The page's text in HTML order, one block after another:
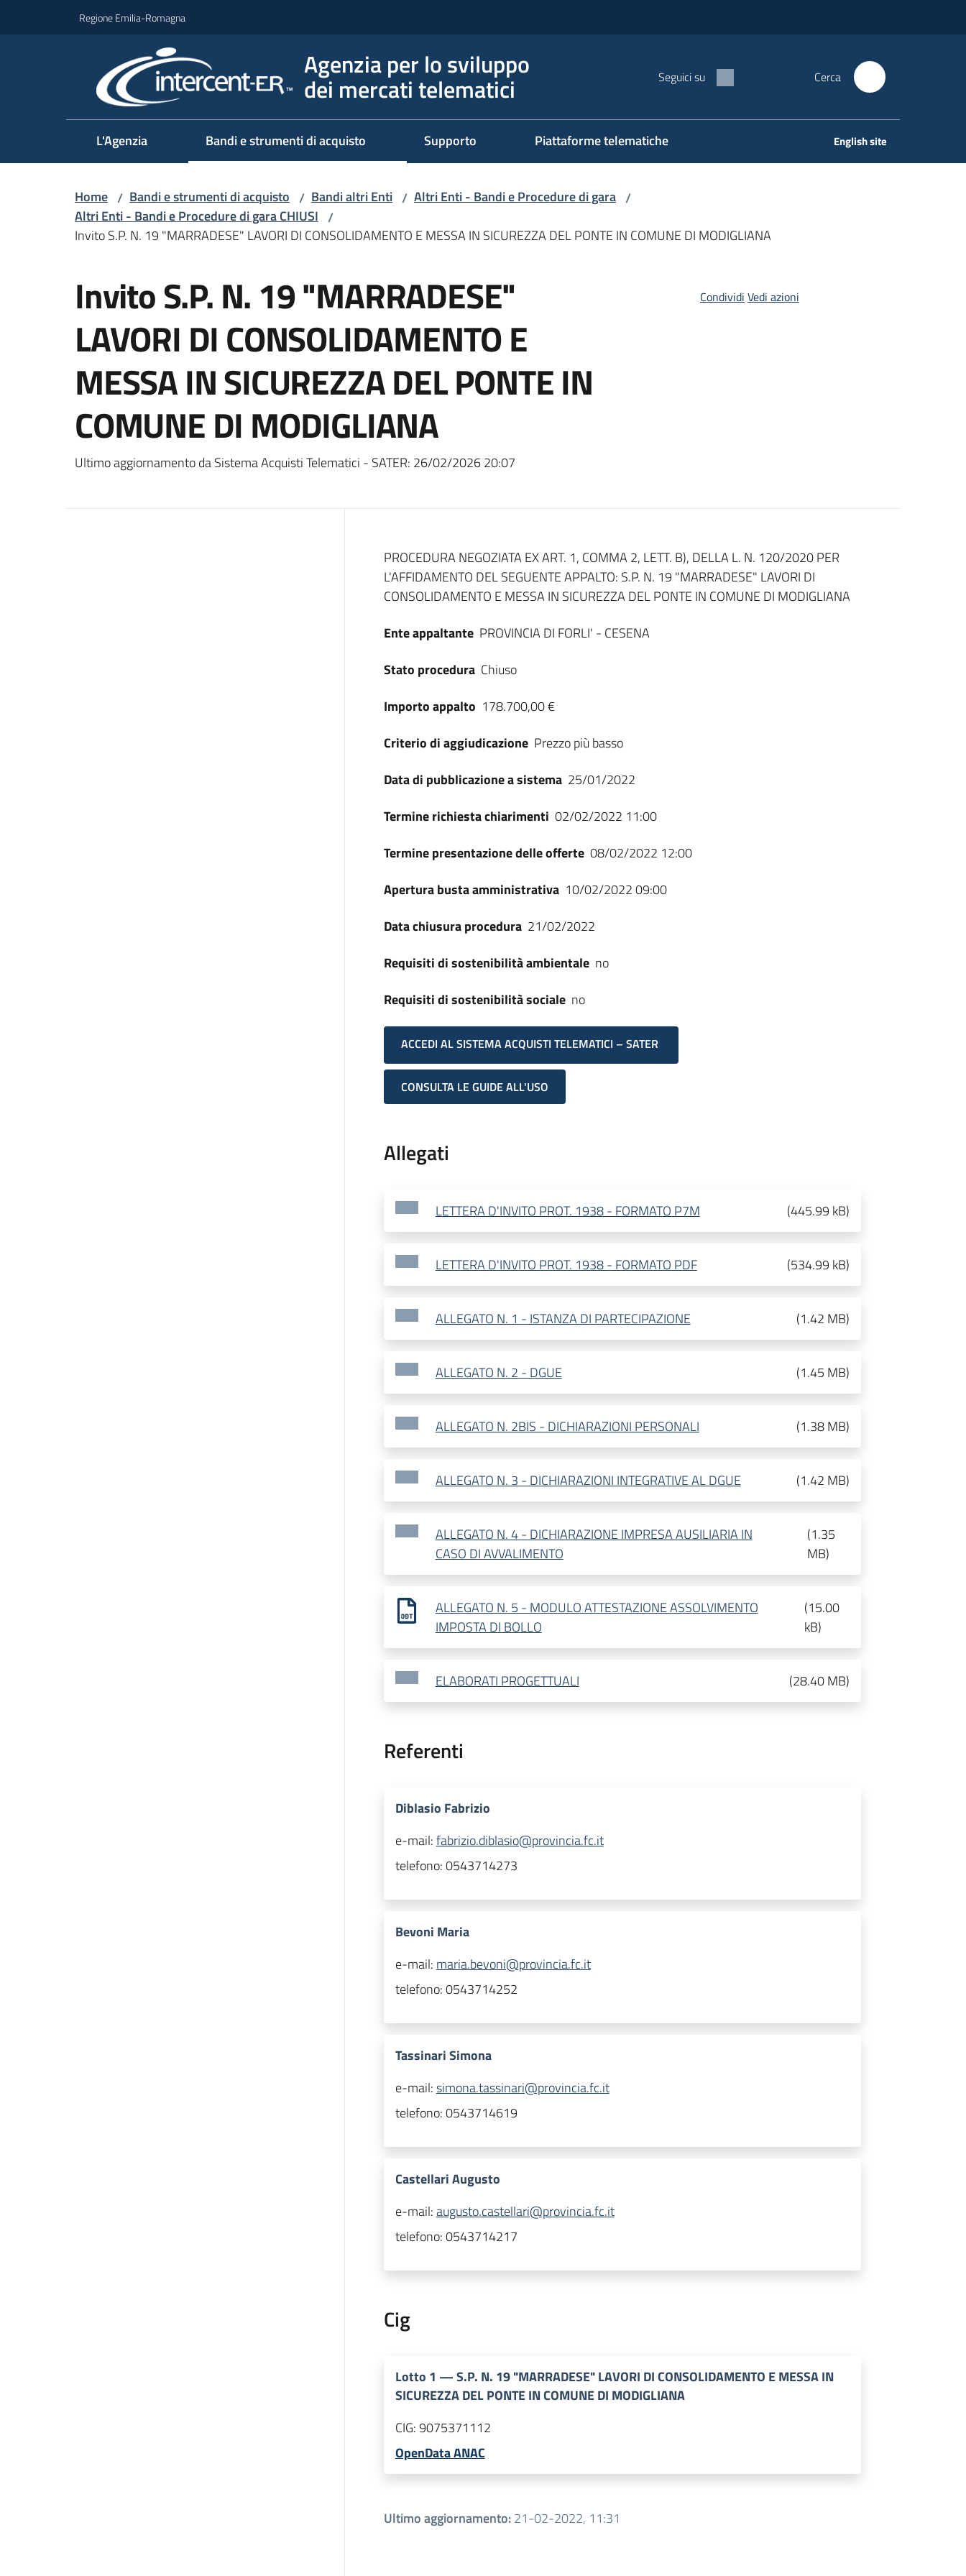
Regione Emilia-Romagna
Agenzia per lo sviluppo
dei mercati telematici Seguici su Cerca
L'Agenzia Bandi e strumenti di acquisto Supporto Piattaforme telematiche English site
Home / Bandi e strumenti di acquisto / Bandi altri Enti / Altri Enti - Bandi e Procedure di gara /
Altri Enti - Bandi e Procedure di gara CHIUSI /
Invito S.P. N. 19 "MARRADESE" LAVORI DI CONSOLIDAMENTO E MESSA IN SICUREZZA DEL PONTE IN COMUNE DI MODIGLIANA
Invito S.P. N. 19 "MARRADESE"
LAVORI DI CONSOLIDAMENTO E
MESSA IN SICUREZZA DEL PONTE IN
COMUNE DI MODIGLIANA
Ultimo aggiornamento da Sistema Acquisti Telematici - SATER: 26/02/2026 20:07
Condividi Vedi azioni
Dati del bando
PROCEDURA NEGOZIATA EX ART. 1, COMMA 2, LETT. B), DELLA L. N. 120/2020 PER
L'AFFIDAMENTO DEL SEGUENTE APPALTO: S.P. N. 19 "MARRADESE" LAVORI DI
CONSOLIDAMENTO E MESSA IN SICUREZZA DEL PONTE IN COMUNE DI MODIGLIANA
Ente appaltante PROVINCIA DI FORLI' - CESENA
Stato procedura Chiuso
Importo appalto 178.700,00 €
Criterio di aggiudicazione Prezzo più basso
Data di pubblicazione a sistema 25/01/2022
Termine richiesta chiarimenti 02/02/2022 11:00
Termine presentazione delle offerte 08/02/2022 12:00
Apertura busta amministrativa 10/02/2022 09:00
Data chiusura procedura 21/02/2022
Requisiti di sostenibilità ambientale no
Requisiti di sostenibilità sociale no
ACCEDI AL SISTEMA ACQUISTI TELEMATICI – SATER
CONSULTA LE GUIDE ALL'USO
Allegati
LETTERA D'INVITO PROT. 1938 - FORMATO P7M (445.99 kB)
LETTERA D'INVITO PROT. 1938 - FORMATO PDF (534.99 kB)
ALLEGATO N. 1 - ISTANZA DI PARTECIPAZIONE (1.42 MB)
ALLEGATO N. 2 - DGUE (1.45 MB)
ALLEGATO N. 2BIS - DICHIARAZIONI PERSONALI (1.38 MB)
ALLEGATO N. 3 - DICHIARAZIONI INTEGRATIVE AL DGUE (1.42 MB)
ALLEGATO N. 4 - DICHIARAZIONE IMPRESA AUSILIARIA IN
CASO DI AVVALIMENTO
(1.35
MB)
ALLEGATO N. 5 - MODULO ATTESTAZIONE ASSOLVIMENTO
IMPOSTA DI BOLLO
(15.00
kB)
ELABORATI PROGETTUALI (28.40 MB)
Referenti
Diblasio Fabrizio
e-mail:fabrizio.diblasio@provincia.fc.it
telefono:0543714273
Bevoni Maria
e-mail: maria.bevoni@provincia.fc.it
telefono:0543714252
Tassinari Simona
e-mail:simona.tassinari@provincia.fc.it
telefono:0543714619
Castellari Augusto
e-mail:augusto.castellari@provincia.fc.it
telefono:0543714217
Cig
Lotto 1 —S.P. N. 19 "MARRADESE" LAVORI DI CONSOLIDAMENTO E MESSA IN
SICUREZZA DEL PONTE IN COMUNE DI MODIGLIANA
CIG:9075371112
OpenData ANAC
Ultimo aggiornamento:21-02-2022, 11:31